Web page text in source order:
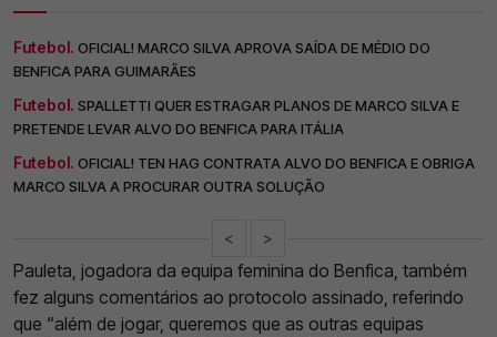
Futebol. OFICIAL! MARCO SILVA APROVA SAÍDA DE MÉDIO DO
BENFICA PARA GUIMARÃES
Futebol. SPALLETTI QUER ESTRAGAR PLANOS DE MARCO SILVA E
PRETENDE LEVAR ALVO DO BENFICA PARA ITÁLIA
Futebol. OFICIAL! TEN HAG CONTRATA ALVO DO BENFICA E OBRIGA
MARCO SILVA A PROCURAR OUTRA SOLUÇÃO
< >
Pauleta, jogadora da equipa feminina do Benfica, também
fez alguns comentários ao protocolo assinado, referindo
que “além de jogar, queremos que as outras equipas